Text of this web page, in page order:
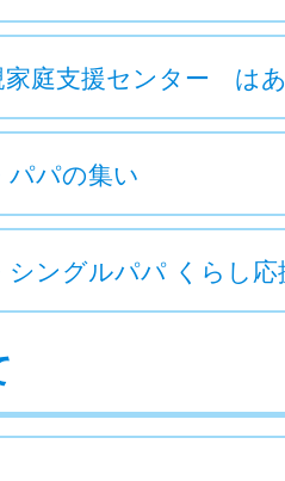
家庭支援センター は
パの集い
ングルパパ くらし応